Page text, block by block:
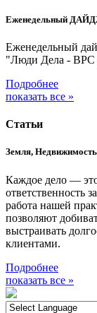
Еженедельный
Еженедельный
"Люди Дела - BPC
Подробнее
показать все »
Статьи
Земля,
Каждое дело —
ответственность
работа нашей
позволяют
выстраивать
клиентами.
Подробнее
показать все »